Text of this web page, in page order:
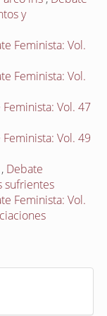
y
Feminista: Vol.
Feminista: Vol.
Vol. 47
Vol. 49
, Debate
sufrientes
Feminista: Vol.